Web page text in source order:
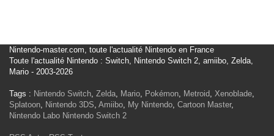
Nintendo-master.com, toute l'actualité Nintendo en France
Toute l'actualité Nintendo : Switch, Nintendo Switch 2, amiibo, Zelda,
Mario - 2003-2026
Tags : Nintendo Switch, Zelda, Mario, Pokémon, Metroid, Xenoblade,
Splatoon, Nintendo 3DS, Amiibo, My Nintendo, Cartoon Master,
Nintendo Labo Nintendo Switch 2